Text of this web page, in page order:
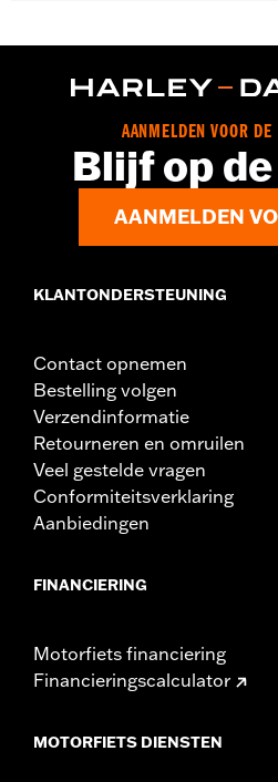
Per stuk verkocht:
Twee
AANMELDEN VOOR
Blijf op
AANMELDEN
KLANTONDERSTEUNING
Contact opnemen
Bestelling volgen
Verzendinformatie
Retourneren en omruilen
Veel gestelde vragen
Conformiteitsverklaring
Aanbiedingen
FINANCIERING
Motorfiets financiering
Financieringscalculator
MOTORFIETS DIENSTEN